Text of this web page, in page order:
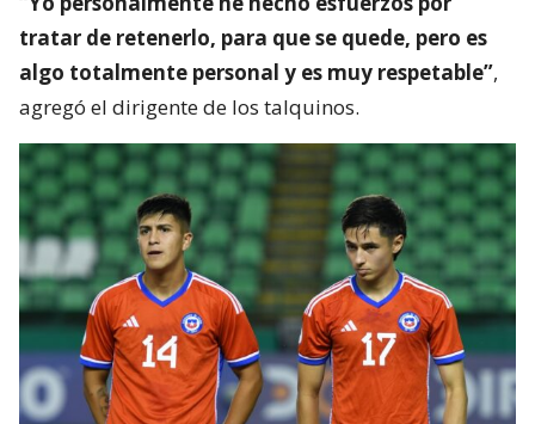
tratar de retenerlo, para que se quede, pero es
algo totalmente personal y es muy respetable”,
agregó el dirigente de los talquinos.